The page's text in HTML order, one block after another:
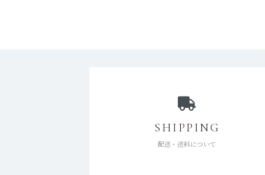
SHIPPING
配送・送料について